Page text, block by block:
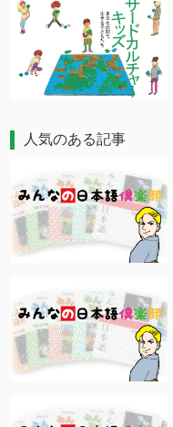
人気のある記事